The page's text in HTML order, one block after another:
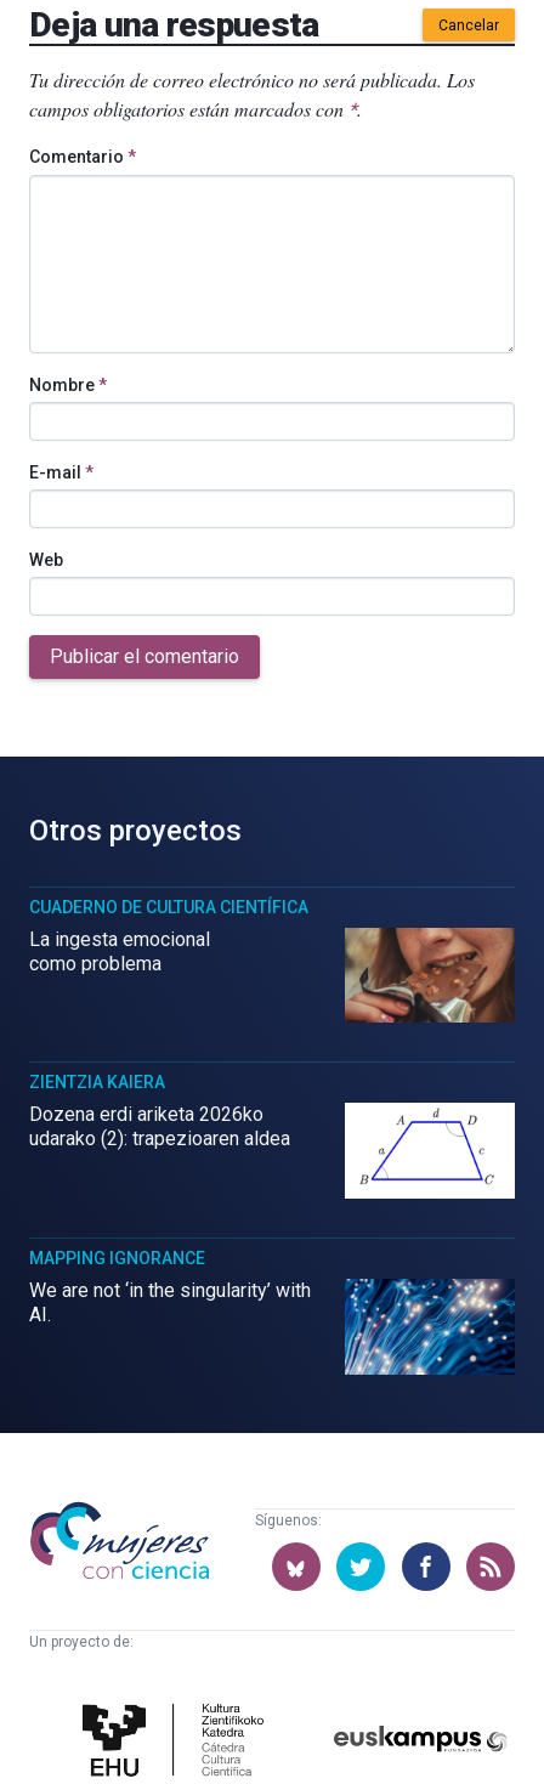
Deja una respuesta Cancelar
Tu dirección de correo electrónico no será publicada. Los
campos obligatorios están marcados con *.
Comentario *
Nombre*
E-mail *
Web
Publicar el comentario
Otros proyectos
CUADERNO DE CULTURA CIENTÍFICA
La ingesta emocional
como problema
ZIENTZIA KAIERA
Dozena erdi ariketa 2026ko
udarako (2): trapezioaren aldea
MAPPING IGNORANCE
We are not ‘in the singularity’ with
AI.
Mujeres
con
ciencia
Síguenos:
Un proyecto de:
Cultura
Científica